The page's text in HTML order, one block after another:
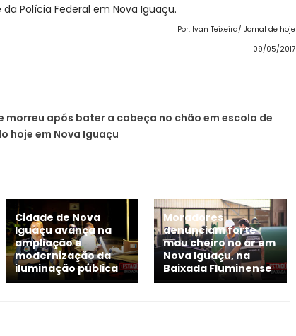
Polícia Federal em Nova Iguaçu.
Por: Ivan Teixeira/ Jornal de hoje
09/05/2017
morreu após bater a cabeça no chão em escola de
hoje em Nova Iguaçu
Cidade de Nova
Iguaçu avança na
ampliação e
modernização da
iluminação pública
Moradores
denunciam forte
mau cheiro no ar em
Nova Iguaçu, na
Baixada Fluminense